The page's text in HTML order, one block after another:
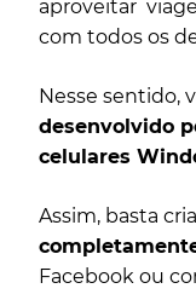
aproveitar
com todos os
Nesse sentido,
desenvolvido
celulares
Assim, basta
Facebook ou